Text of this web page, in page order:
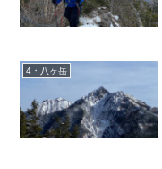
4・八ヶ岳